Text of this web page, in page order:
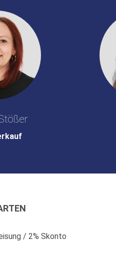
/ 2% Skonto